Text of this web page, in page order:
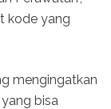
kode yang
mengingatkan
bisa